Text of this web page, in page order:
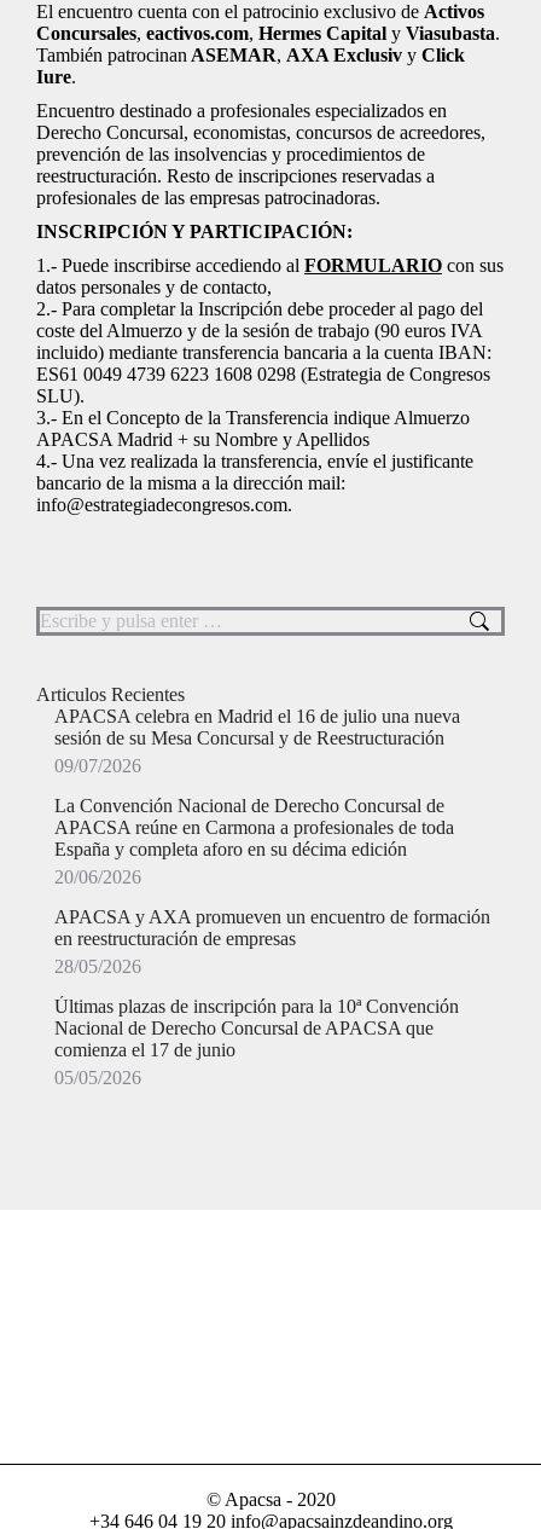
El encuentro cuenta con el patrocinio exclusivo de Activos
Concursales, eactivos.com, Hermes Capital y Viasubasta.
También patrocinan ASEMAR, AXA Exclusiv y Click
Iure.
Encuentro destinado a profesionales especializados en
Derecho Concursal, economistas, concursos de acreedores,
prevención de las insolvencias y procedimientos de
reestructuración. Resto de inscripciones reservadas a
profesionales de las empresas patrocinadoras.
INSCRIPCIÓN Y PARTICIPACIÓN:
1.- Puede inscribirse accediendo al FORMULARIO con sus
datos personales y de contacto,
2.- Para completar la Inscripción debe proceder al pago del
coste del Almuerzo y de la sesión de trabajo (90 euros IVA
incluido) mediante transferencia bancaria a la cuenta IBAN:
ES61 0049 4739 6223 1608 0298 (Estrategia de Congresos
SLU).
3.- En el Concepto de la Transferencia indique Almuerzo
APACSA Madrid + su Nombre y Apellidos
4.- Una vez realizada la transferencia, envíe el justificante
bancario de la misma a la dirección mail:
info@estrategiadecongresos.com.
Buscar:
Articulos Recientes
APACSA celebra en Madrid el 16 de julio una nueva
sesión de su Mesa Concursal y de Reestructuración
09/07/2026
La Convención Nacional de Derecho Concursal de
APACSA reúne en Carmona a profesionales de toda
España y completa aforo en su décima edición
20/06/2026
APACSA y AXA promueven un encuentro de formación
en reestructuración de empresas
28/05/2026
Últimas plazas de inscripción para la 10ª Convención
Nacional de Derecho Concursal de APACSA que
comienza el 17 de junio
05/05/2026
© Apacsa - 2020
+34 646 04 19 20 info@apacsainzdeandino.org